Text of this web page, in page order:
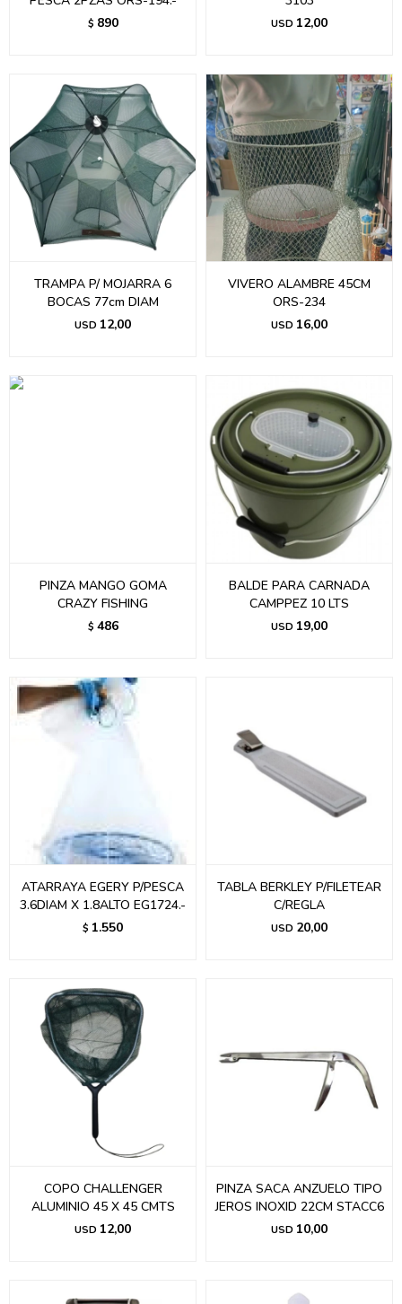
$ 890 USD 12,00
TRAMPA P/ MOJARRA 6
BOCAS 77cm DIAM
USD 12,00
VIVERO ALAMBRE 45CM
ORS-234
USD 16,00
PINZA MANGO GOMA
CRAZY FISHING
$ 486
BALDE PARA CARNADA
CAMPPEZ 10 LTS
USD 19,00
ATARRAYA EGERY P/PESCA
3.6DIAM X 1.8ALTO EG1724.-
$ 1.550
TABLA BERKLEY P/FILETEAR
C/REGLA
USD 20,00
COPO CHALLENGER
ALUMINIO 45 X 45 CMTS
USD 12,00
PINZA SACA ANZUELO TIPO
JEROS INOXID 22CM STACC6
USD 10,00